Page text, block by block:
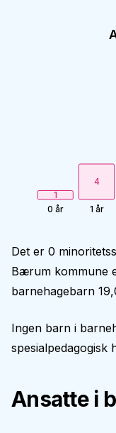
1
0 år
4
1 år
Det er 0
Bærum kommune
barnehagebarn
Ingen barn i
spesialpedagogisk
Ansatte i